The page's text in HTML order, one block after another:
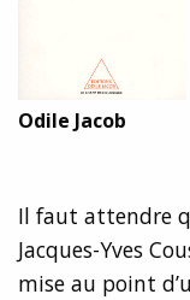
Odile Jacob
Il faut attendre
Jacques-Yves
mise au point